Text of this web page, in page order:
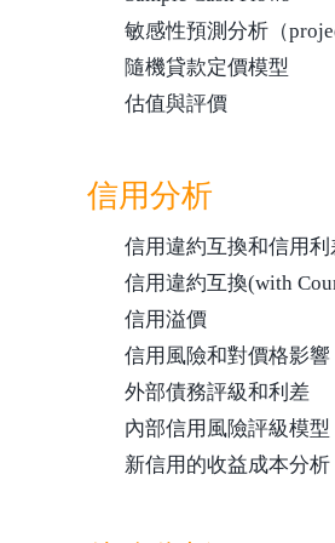
敏感性預測分析（
隨機貸款定價模型
估值與評價
信用分析
信用違約互換和信用利
信用違約互換(with
信用溢價
信用風險和對價格影響
外部債務評級和利差
內部信用風險評級模型
新信用的收益成本分析